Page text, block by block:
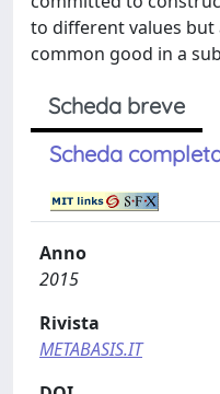
to different values
common good in a
Scheda breve
Scheda
Anno
2015
Rivista
METABASIS.IT